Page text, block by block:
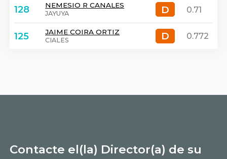
128 NEMESIO R CANALES
JAYUYA D
D 0.71
125 JAIME COIRA ORTIZ
CIALES D
D 0.772
Contacte el(la) Director(a) de su